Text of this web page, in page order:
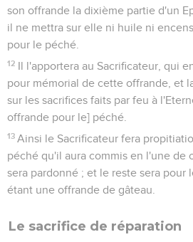
son offrande la dixième partie d'un
il ne mettra sur elle ni huile ni
pour le péché.
12 Il l'apportera au Sacrificateur, qui
pour mémorial de cette offrande, et
sur les sacrifices faits par feu à
offrande pour le] péché.
13 Ainsi le Sacrificateur fera
péché qu'il aura commis en l'une de
sera pardonné ; et le reste sera pour
étant une offrande de gâteau.
Le sacrifice de réparation